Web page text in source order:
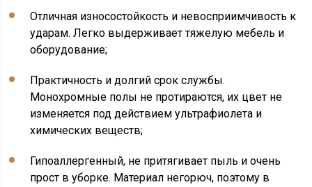
Отличная износостойкость и невосприимчивость к
ударам. Легко выдерживает тяжелую мебель и
оборудование;
Практичность и долгий срок службы.
Монохромные полы не протираются, их цвет не
изменяется под действием ультрафиолета и
химических веществ;
Гипоаллергенный, не притягивает пыль и очень
прост в уборке. Материал негорюч, поэтому в